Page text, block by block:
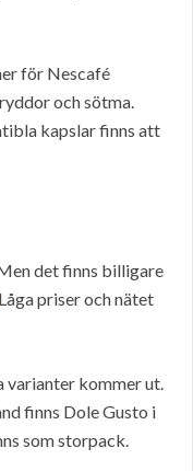
för Nescafé
och sötma.
kapslar finns att
det finns billigare
Låga priser och nätet
varianter kommer ut.
finns Dole Gusto i
som storpack.